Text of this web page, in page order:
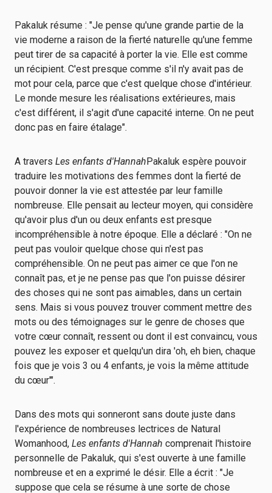
Pakaluk résume : "Je pense qu'une grande partie de la
vie moderne a raison de la fierté naturelle qu'une femme
peut tirer de sa capacité à porter la vie. Elle est comme
un récipient. C'est presque comme s'il n'y avait pas de
mot pour cela, parce que c'est quelque chose d'intérieur.
Le monde mesure les réalisations extérieures, mais
c'est différent, il s'agit d'une capacité interne. On ne peut
donc pas en faire étalage".
A travers Les enfants d'HannahPakaluk espère pouvoir
traduire les motivations des femmes dont la fierté de
pouvoir donner la vie est attestée par leur famille
nombreuse. Elle pensait au lecteur moyen, qui considère
qu'avoir plus d'un ou deux enfants est presque
incompréhensible à notre époque. Elle a déclaré : "On ne
peut pas vouloir quelque chose qui n'est pas
compréhensible. On ne peut pas aimer ce que l'on ne
connaît pas, et je ne pense pas que l'on puisse désirer
des choses qui ne sont pas aimables, dans un certain
sens. Mais si vous pouvez trouver comment mettre des
mots ou des témoignages sur le genre de choses que
votre cœur connaît, ressent ou dont il est convaincu, vous
pouvez les exposer et quelqu'un dira 'oh, eh bien, chaque
fois que je vois 3 ou 4 enfants, je vois la même attitude
du cœur'".
Dans des mots qui sonneront sans doute juste dans
l'expérience de nombreuses lectrices de Natural
Womanhood, Les enfants d'Hannah comprenait l'histoire
personnelle de Pakaluk, qui s'est ouverte à une famille
nombreuse et en a exprimé le désir. Elle a écrit : "Je
suppose que cela se résume à une sorte de chose